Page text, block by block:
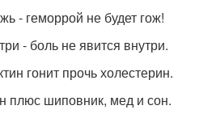
- геморрой не будет гож!
- боль не явится внутри.
гонит прочь холестерин.
плюс шиповник, мед и сон.